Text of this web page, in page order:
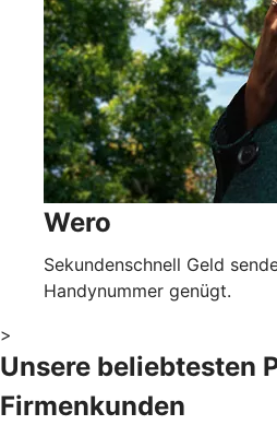
Wero
Sekundenschnell Geld
Handynummer genügt.
>
Unsere beliebtesten
Firmenkunden